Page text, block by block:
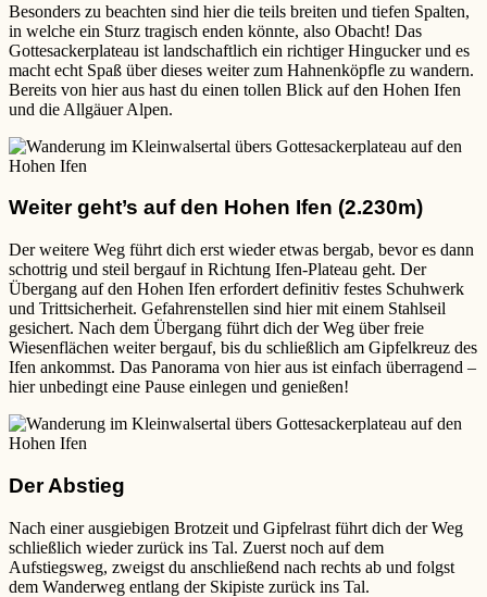
Besonders zu beachten sind hier die teils breiten und tiefen Spalten,
in welche ein Sturz tragisch enden könnte, also Obacht! Das
Gottesackerplateau ist landschaftlich ein richtiger Hingucker und es
macht echt Spaß über dieses weiter zum Hahnenköpfle zu wandern.
Bereits von hier aus hast du einen tollen Blick auf den Hohen Ifen
und die Allgäuer Alpen.
Weiter geht’s auf den Hohen Ifen (2.230m)
Der weitere Weg führt dich erst wieder etwas bergab, bevor es dann
schottrig und steil bergauf in Richtung Ifen-Plateau geht. Der
Übergang auf den Hohen Ifen erfordert definitiv festes Schuhwerk
und Trittsicherheit. Gefahrenstellen sind hier mit einem Stahlseil
gesichert. Nach dem Übergang führt dich der Weg über freie
Wiesenflächen weiter bergauf, bis du schließlich am Gipfelkreuz des
Ifen ankommst. Das Panorama von hier aus ist einfach überragend –
hier unbedingt eine Pause einlegen und genießen!
Der Abstieg
Nach einer ausgiebigen Brotzeit und Gipfelrast führt dich der Weg
schließlich wieder zurück ins Tal. Zuerst noch auf dem
Aufstiegsweg, zweigst du anschließend nach rechts ab und folgst
dem Wanderweg entlang der Skipiste zurück ins Tal.